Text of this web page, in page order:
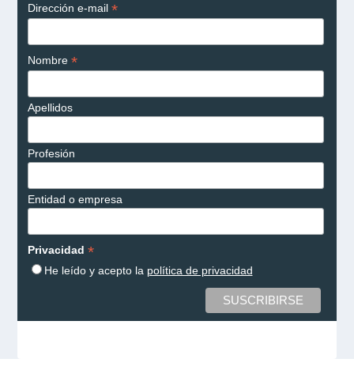
Dirección e-mail *
Nombre *
Apellidos
Profesión
Entidad o empresa
Privacidad *
He leído y acepto la política de privacidad